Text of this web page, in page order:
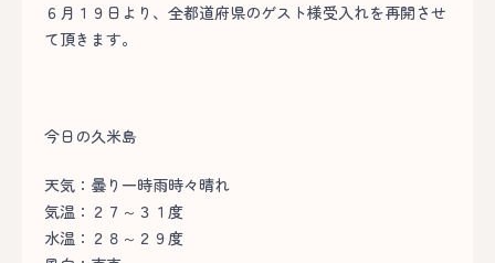
６月１９日より、全都道府県のゲスト様受入れを再開させ
て頂きます。
今日の久米島
天気：曇り一時雨時々晴れ
気温：２７～３１度
水温：２８～２９度